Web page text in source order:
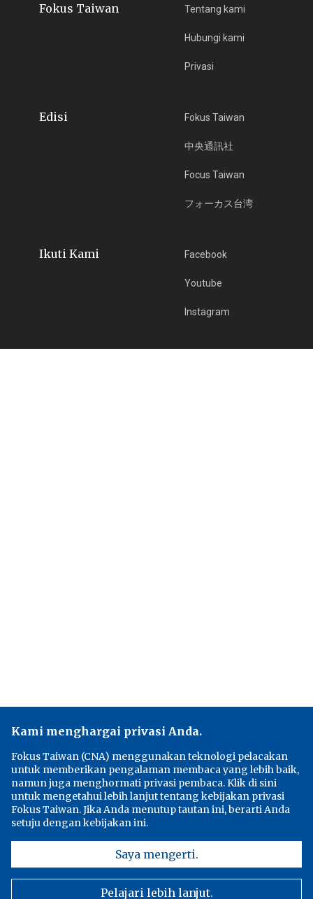
Fokus Taiwan Tentang kami
Hubungi kami
Privasi
Edisi Fokus Taiwan
中央通訊社
Focus Taiwan
フォーカス台湾
Ikuti Kami Facebook
Youtube
Instagram
Kami menghargai privasi Anda.
Fokus Taiwan (CNA) menggunakan teknologi pelacakan
untuk memberikan pengalaman membaca yang lebih baik,
namun juga menghormati privasi pembaca. Klik di sini
untuk mengetahui lebih lanjut tentang kebijakan privasi
Fokus Taiwan. Jika Anda menutup tautan ini, berarti Anda
setuju dengan kebijakan ini.
Saya mengerti.
Pelajari lebih lanjut.